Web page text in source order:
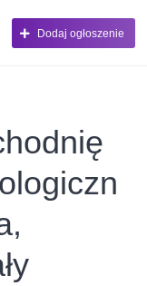
Dodaj ogłoszenie